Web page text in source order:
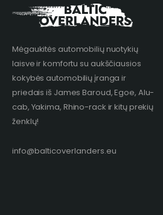
Mėgaukitės automobilių nuotykių
laisve ir komfortu su aukščiausios
kokybės automobilių įranga ir
priedais iš James Baroud, Egoe, Alu-
cab, Yakima, Rhino-rack ir kitų prekių
ženklų!​
info@balticoverlanders.eu